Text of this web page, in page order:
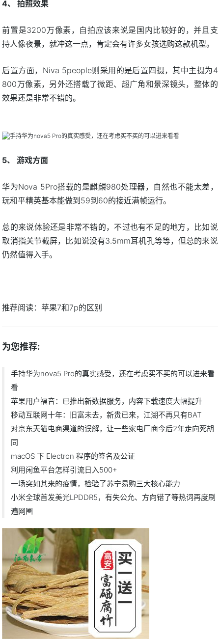
4、 拍照效果
前置是3200万像素，自拍应该来说是国内比较好的，并且支
持人像夜景，就冲这一点，肯定会有许多女孩选购这款机型。
后置方面，Niva 5people则采用的是后置四摄，其中主摄为4
800万像素，另外还搭载了微距、超广角和景深镜头，整体的
效果还是非常不错的。
5、 游戏方面
华为Nova 5Pro搭载的是麒麟980处理器，自然也不能太差，
玩和平精英基本能做到59到60的接近满帧运行。
总的来说体验还是非常不错的，不过也有不足的地方，比如说
取消指关节截屏，比如说没有3.5mm耳机孔等等，但总的来说
仍然值得入手。
推荐阅读：苹果7和7p的区别
为您推荐:
手持华为nova5 Pro的真实感受，还在考虑买不买的可以进来看
看
苹果用户福音：已推出新数据服务，内容下载速度大幅提升
移动互联网十年：旧富未去，新贵已来，江湖不再只有BAT
对京东天猫电商渠道的误解，让一些家电厂商今后2年走向死胡
同
macOS 下 Electron 程序的签名及公证
利用闲鱼平台怎样引流日入500+
一场突如其来的疫情，检验了苏宁易购三大核心能力
小米全球首发美光LPDDR5，有失公允、方向错了等热词再度刷
遍网圈